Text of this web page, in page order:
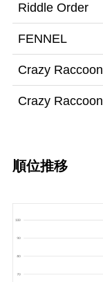
Riddle Order
FENNEL
Crazy Raccoon
Crazy Raccoon
順位推移